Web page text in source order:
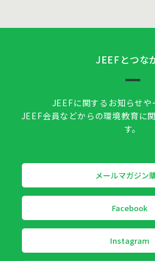
JEEFとつな
JEEFに関するお知らせや
JEEF会員などからの環境教育に
す。
メールマガジン
Facebook
Instagram